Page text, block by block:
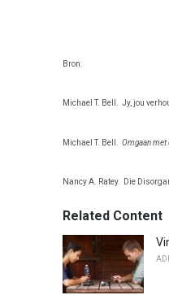
Bron:
Michael T. Bell. Jy, jou
Michael T. Bell. Omgaan met
Nancy A. Ratey. Die
Related Content